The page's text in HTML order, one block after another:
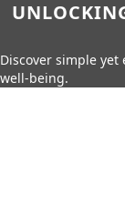
Discover simple
well-being.